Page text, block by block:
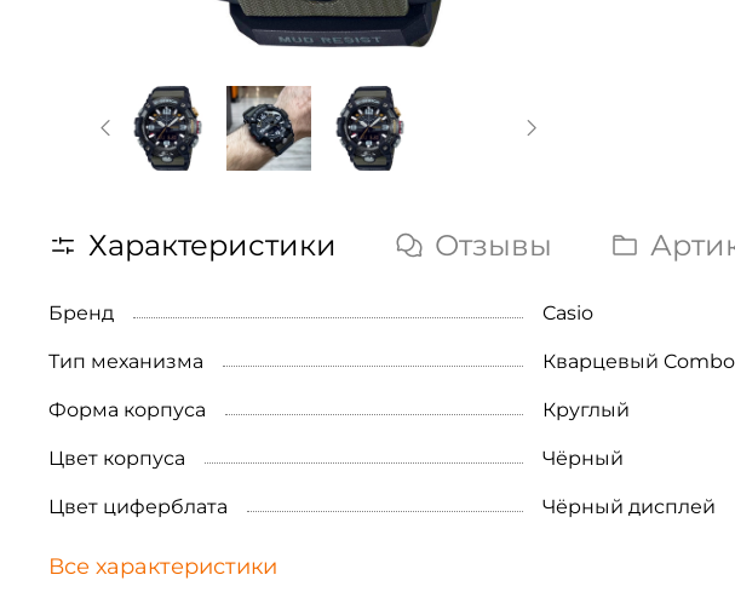
Характеристики Отзывы
Бренд Casio
Тип механизма Кварцевый Combo
Форма корпуса Круглый
Цвет корпуса Чёрный
Цвет циферблата Чёрный дисплей
Все характеристики